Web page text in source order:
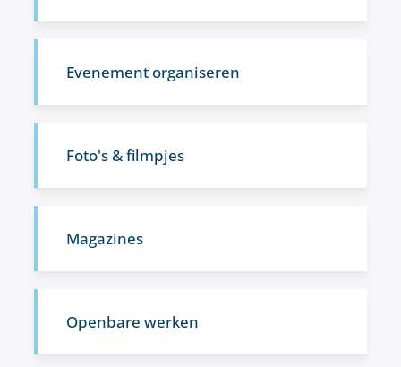
Evenement organiseren
Foto's & filmpjes
Magazines
Openbare werken